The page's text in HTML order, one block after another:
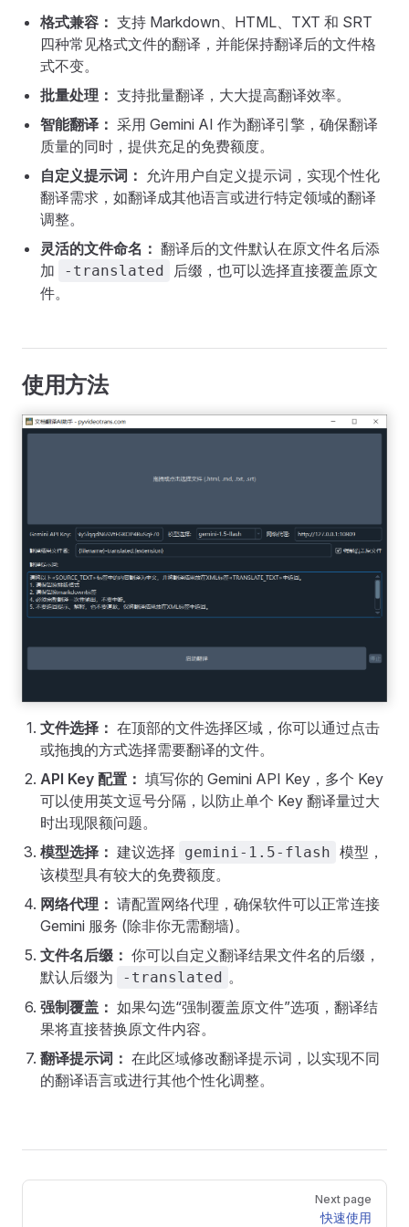
格式兼容： 支持 Markdown、HTML、TXT 和 SRT
四种常见格式文件的翻译，并能保持翻译后的文件格
式不变。
批量处理： 支持批量翻译，大大提高翻译效率。
智能翻译： 采用 Gemini AI 作为翻译引擎，确保翻译
质量的同时，提供充足的免费额度。
自定义提示词： 允许用户自定义提示词，实现个性化
翻译需求，如翻译成其他语言或进行特定领域的翻译
调整。
灵活的文件命名： 翻译后的文件默认在原文件名后添
加
-translated
后缀，也可以选择直接覆盖原文
件。
使用方法
文件选择： 在顶部的文件选择区域，你可以通过点击
或拖拽的方式选择需要翻译的文件。
API Key 配置： 填写你的 Gemini API Key，多个 Key
可以使用英文逗号分隔，以防止单个 Key 翻译量过大
时出现限额问题。
模型选择： 建议选择 gemini-1.5-flash 模型，
该模型具有较大的免费额度。
网络代理： 请配置网络代理，确保软件可以正常连接
Gemini 服务 (除非你无需翻墙)。
文件名后缀： 你可以自定义翻译结果文件名的后缀，
默认后缀为
-translated 。
强制覆盖： 如果勾选“强制覆盖原文件”选项，翻译结
果将直接替换原文件内容。
翻译提示词： 在此区域修改翻译提示词，以实现不同
的翻译语言或进行其他个性化调整。
Pager
Next page
快速使用